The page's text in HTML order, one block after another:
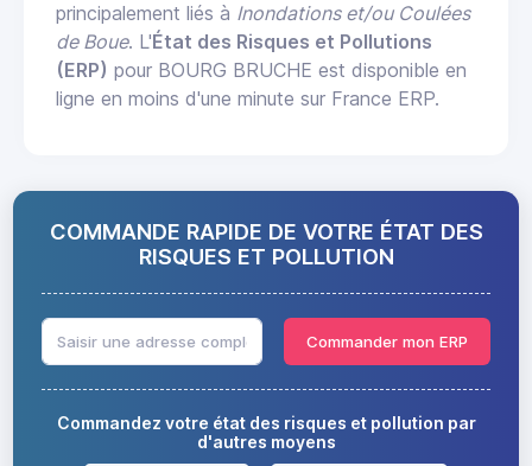
principalement liés à Inondations et/ou Coulées
de Boue. L'État des Risques et Pollutions
(ERP) pour BOURG BRUCHE est disponible en
ligne en moins d'une minute sur France ERP.
COMMANDE RAPIDE DE VOTRE ÉTAT DES
RISQUES ET POLLUTION
Commander mon ERP
Commandez votre état des risques et pollution par
d'autres moyens